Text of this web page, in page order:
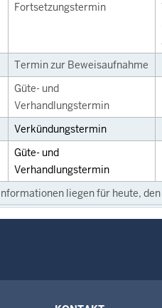
Fortsetzungstermin
Termin zur Beweisaufnahme
Güte- und
Verhandlungstermin
Verkündungstermin
Güte- und
Verhandlungstermin
liegen für heute,